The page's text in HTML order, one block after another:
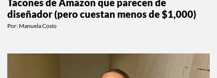
Tacones de Amazon que parecen de
diseñador (pero cuestan menos de $1,000)
Por: Manuela Cosío